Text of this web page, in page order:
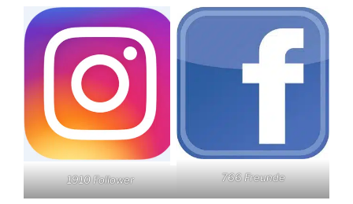
1910 Follower 766 Freunde